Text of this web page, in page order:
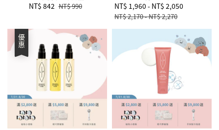
Sale
NT$ 842 Regular
NT$ 990
Sale
price
NT$ 1,960 - NT$ 2,050
NT$ 2,170-NT$ 2,270
優惠